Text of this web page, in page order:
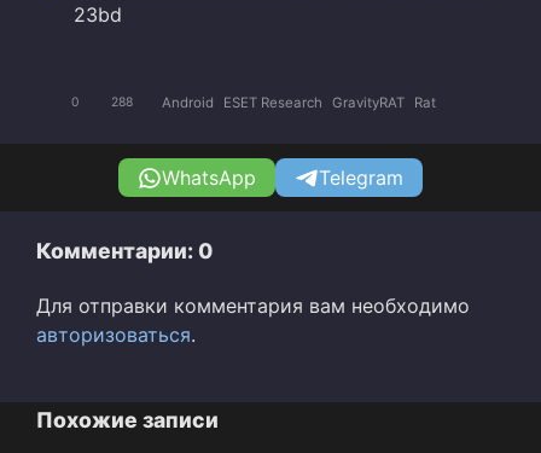
23bd
0 288 Android ESET Research GravityRAT Rat
WhatsApp Telegram
Комментарии: 0
Для отправки комментария вам необходимо
авторизоваться.
Похожие записи